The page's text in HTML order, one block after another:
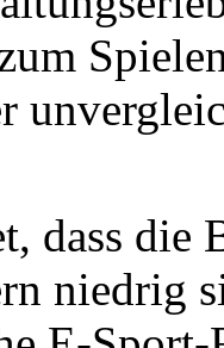
dass die
niedrig